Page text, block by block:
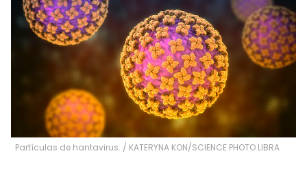
Partículas de hantavirus. / KATERYNA KON/SCIENCE PHOTO LIBRA